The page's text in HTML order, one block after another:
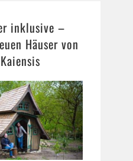
inklusive –
Häuser von